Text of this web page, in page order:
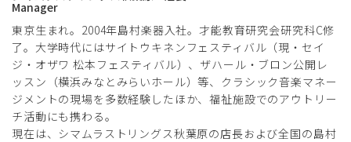
Manager
東京生まれ。2004年島村楽器入社。才能教育研究会研究科C修
了。大学時代にはサイトウキネンフェスティバル（現・セイ
ジ・オザワ 松本フェスティバル）、ザハール・ブロン公開レ
ッスン（横浜みなとみらいホール）等、クラシック音楽マネー
ジメントの現場を多数経験したほか、福祉施設でのアウトリー
チ活動にも携わる。
現在は、シマムラストリングス秋葉原の店長および全国の島村